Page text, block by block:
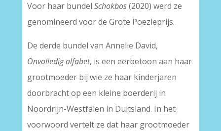
Voor haar bundel Schokbos(2020) werd ze
genomineerd voor de Grote Poezieprijs.
De derde bundel van Annelie David,
Onvolledig alfabet, is een eerbetoon aan haar
grootmoeder bij wie ze haar kinderjaren
doorbracht op een kleine boerderij in
Noordrijn-Westfalen in Duitsland. In het
voorwoord vertelt ze dat haar grootmoeder